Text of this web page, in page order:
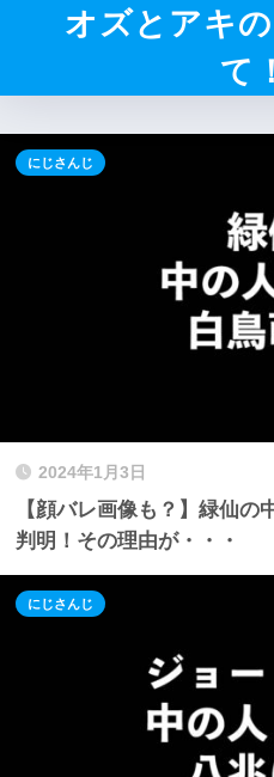
オズとアキ
て
2024年1月3日
【顔バレ画像も？】緑仙の
判明！その理由が・・・
にじさんじ
にじさんじ